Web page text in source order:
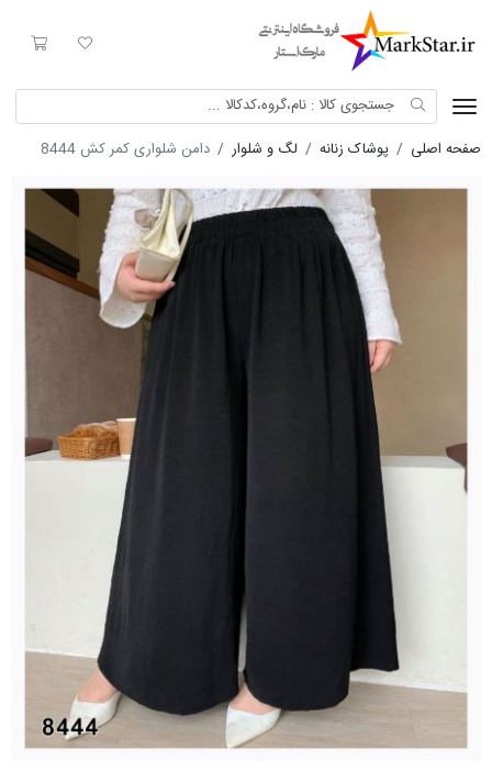
لیست مورد
سبد
صفحه اصلی پوشاک زنانه لگ و شلوار دامن شلواری کمر کش 8444